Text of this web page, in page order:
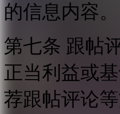
的信息内容。
第七条 跟帖
正当利益或
荐跟帖评论